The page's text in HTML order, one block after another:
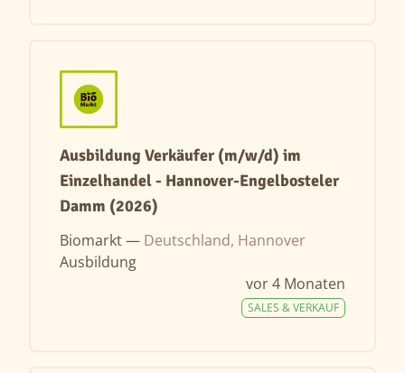
Ausbildung Verkäufer (m/w/d) im
Einzelhandel - Hannover-Engelbosteler
Damm (2026)
Biomarkt — Deutschland, Hannover
Ausbildung
vor 4 Monaten
SALES & VERKAUF